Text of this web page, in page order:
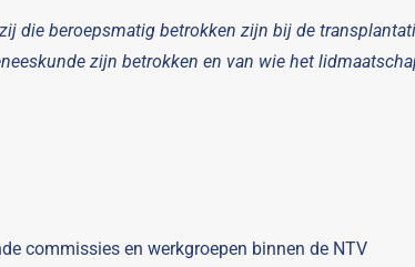
die beroepsmatig betrokken zijn bij de
zijn betrokken en van wie het
commissies en werkgroepen binnen de NTV